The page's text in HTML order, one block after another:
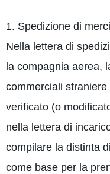
1. Spedizione di merci
Nella lettera di
la compagnia aerea,
commerciali
verificato (o
nella lettera di
compilare la distinta
come base per la